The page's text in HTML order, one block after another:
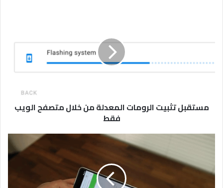
خلال
متصفح
مستقبل تثبيت الرومات المعدلة من خلال متصفح الويب
فقط
على